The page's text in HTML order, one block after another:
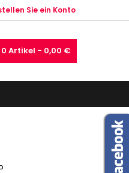
Sie ein Konto
0 Artikel - 0,00 €